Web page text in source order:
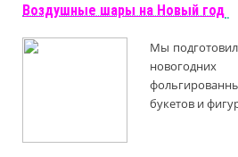
Воздушные шары на Новый год
Мы
букетов и